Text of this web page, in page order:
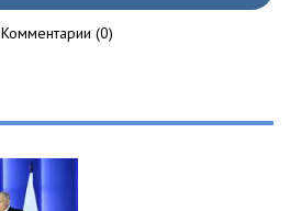
Комментарии (0)